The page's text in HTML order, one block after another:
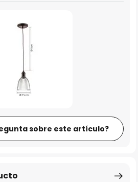
sobre este artículo?